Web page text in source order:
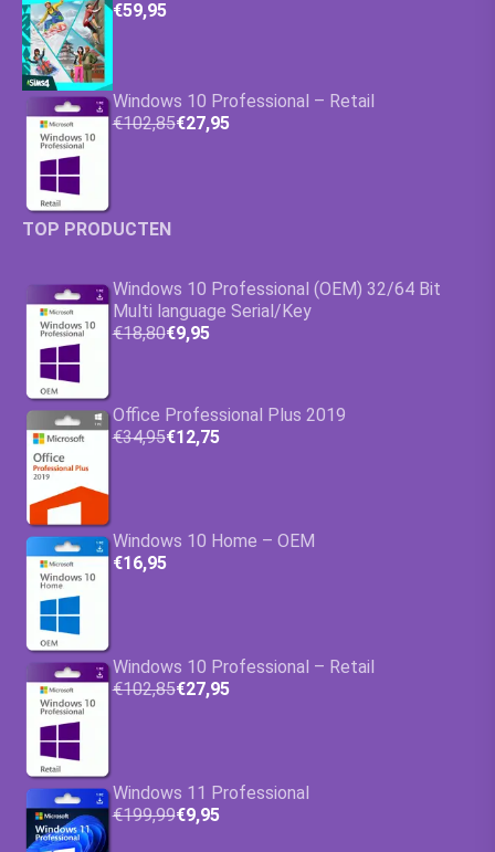
€59,95
Windows 10 Professional – Retail
€102,85€27,95
TOP PRODUCTEN
Windows 10 Professional (OEM) 32/64 Bit
Multi language Serial/Key
€18,80€9,95
Office Professional Plus 2019
€34,95€12,75
Windows 10 Home – OEM
€16,95
Windows 10 Professional – Retail
€102,85€27,95
Windows 11 Professional
€199,99€9,95